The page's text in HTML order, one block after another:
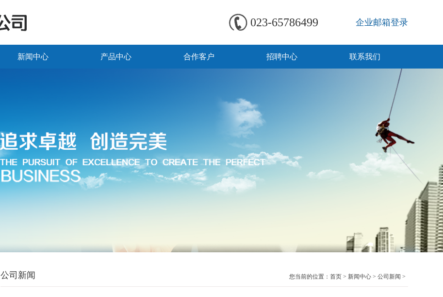
023-65786499 企业邮箱登录
新闻中心 产品中心 合作客户 招聘中心 联系我们
公司新闻 您当前的位置： 首页 > 新闻中心 > 公司新闻 >